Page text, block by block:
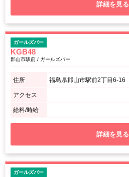
詳細を見る
ガールズバー
KGB48
郡山市駅前 / ガールズバー
住所 福島県郡山市駅前2丁目6-16
アクセス
給料/時給
詳細を見る
ガールズバー